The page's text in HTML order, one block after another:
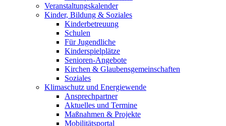
Veranstaltungskalender
Kinder, Bildung & Soziales
Kinderbetreuung
Schulen
Für Jugendliche
Kinderspielplätze
Senioren-Angebote
Kirchen & Glaubensgemeinschaften
Soziales
Klimaschutz und Energiewende
Ansprechpartner
Aktuelles und Termine
Maßnahmen & Projekte
Mobilitätsportal